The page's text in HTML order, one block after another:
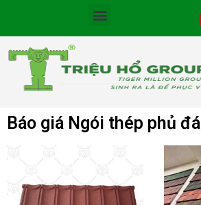
Báo giá Ngói thép phủ đá